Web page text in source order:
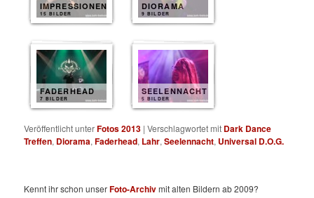
IMPRESSIONEN
15 BILDER
DIORAMA
9 BILDER
FADERHEAD
7 BILDER
SEELENNACHT
5 BILDER
Veröffentlicht unterFotos 2013 |Verschlagwortet mit Dark Dance
Treffen, Diorama,Faderhead, Lahr,Seelennacht, Universal D.O.G.
Kennt ihr schon unserFoto-Archivmit alten Bildern ab 2009?